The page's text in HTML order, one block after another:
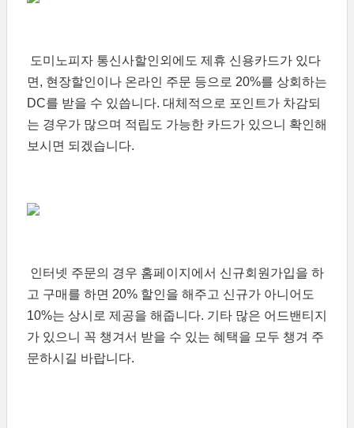
도미노피자 통신사할인외에도 제휴 신용카드가 있다
면, 현장할인이나 온라인 주문 등으로 20%를 상회하는
DC를 받을 수 있씁니다. 대체적으로 포인트가 차감되
는 경우가 많으며 적립도 가능한 카드가 있으니 확인해
보시면 되겠습니다.
인터넷 주문의 경우 홈페이지에서 신규회원가입을 하
고 구매를 하면 20% 할인을 해주고 신규가 아니어도
10%는 상시로 제공을 해줍니다. 기타 많은 어드밴티지
가 있으니 꼭 챙겨서 받을 수 있는 혜택을 모두 챙겨 주
문하시길 바랍니다.